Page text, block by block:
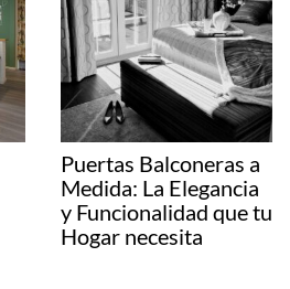
Puertas Balconeras a
Medida: La Elegancia
y Funcionalidad que tu
Hogar necesita